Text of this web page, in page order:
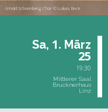
Arnold Schoenberg Chor © Lukas Beck
Sa, 1. März
25
19:30
Mittlerer Saal
Brucknerhaus
Linz